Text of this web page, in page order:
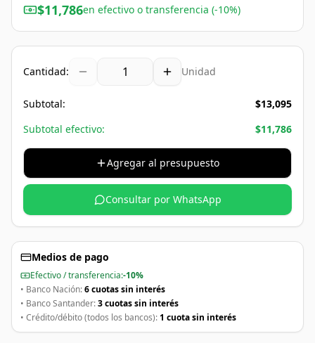
$11,786en efectivo o transferencia (-10%)
Cantidad: Unidad
Subtotal: $13,095
Subtotal efectivo:
$11,786
Agregar al presupuesto
Consultar por WhatsApp
Medios de pago
Efectivo / transferencia:-10%
• Banco Nación:6 cuotas sin interés
• Banco Santander:3 cuotas sin interés
• Crédito/débito (todos los bancos):1 cuota sin interés